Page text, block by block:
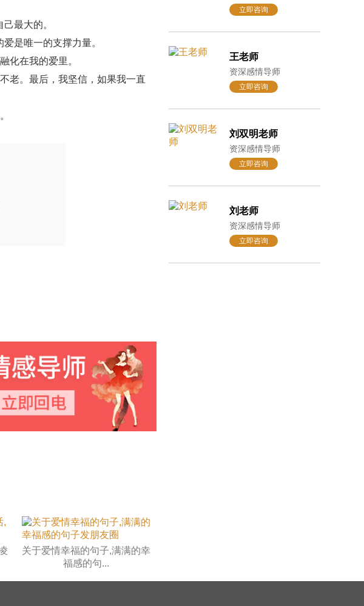
最大的。
是唯一的支撑力量。
化在我的爱里。
老。最后，我坚信，如果我一直
关于爱情幸福的句子,满满的幸
福感的句...
立即咨询
王老师
资深感情导师
立即咨询
刘双明老师
资深感情导师
立即咨询
刘老师
资深感情导师
立即咨询